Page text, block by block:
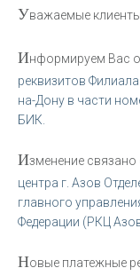
Уважаемые
Информируем Вас
реквизитов
на-Дону в части
БИК.
Изменение
центра г. Азов
главного
Федерации (РКЦ
Новые платежные